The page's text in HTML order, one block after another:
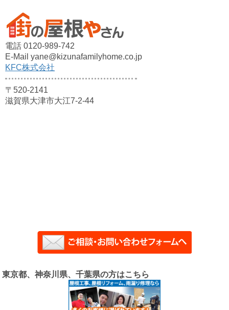
電話 0120-989-742
E-Mail yane@kizunafamilyhome.co.jp
KFC株式会社
〒520-2141
滋賀県大津市大江7-2-44
東京都、神奈川県、千葉県の方はこちら